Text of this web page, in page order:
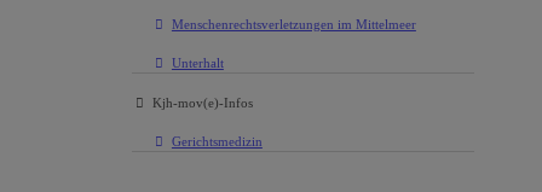
Menschenrechtsverletzungen im Mittelmeer
Unterhalt
Kjh-mov(e)-Infos
Gerichtsmedizin